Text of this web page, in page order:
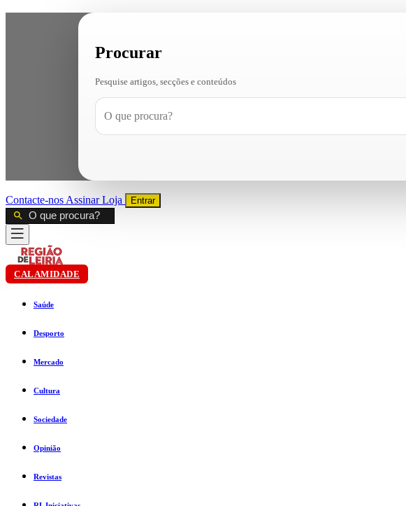
Procurar
Pesquise artigos, secções e conteúdos
Contacte-nos AssinarLoja Entrar
CALAMIDADE
Saúde
Desporto
Mercado
Cultura
Sociedade
Opinião
Revistas